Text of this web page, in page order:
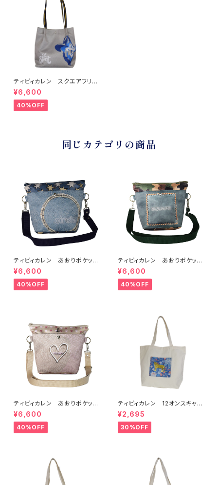
ティピィカレン スクエアフリー
マンダブルハンドルショルダーバ
ッグ
¥6,600
40%OFF
同じカテゴリの商品
ティピィカレン あおりポケット
サークルショルダーバッグ
¥6,600
40%OFF
ティピィカレン あおりポケット
スクエアショルダーバッグ
¥6,600
40%OFF
ティピィカレン あおりポケット
ハートショルダーバッグ
¥6,600
40%OFF
ティピィカレン 12オンスキャン
バスハワイアン柄ビッグマイバッ
グ
¥2,695
30%OFF